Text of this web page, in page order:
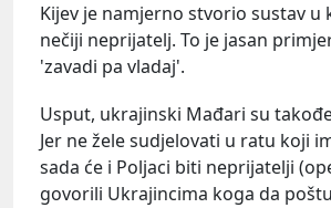
Kijev je namjerno stvorio sustav u
nečiji neprijatelj. To je jasan
'zavadi pa vladaj'.
Usput, ukrajinski Mađari su
Jer ne žele sudjelovati u ratu koji
sada će i Poljaci biti neprijatelji
govorili Ukrajincima koga da